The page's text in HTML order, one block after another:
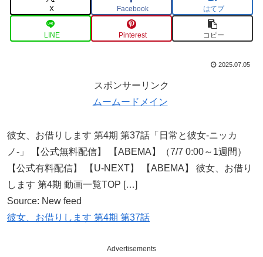
X Facebook はてブ
LINE Pinterest コピー
2025.07.05
スポンサーリンク
ムームードメイン
彼女、お借りします 第4期 第37話「日常と彼女-ニッカ
ノ-」 【公式無料配信】 【ABEMA】（7/7 0:00～1週間）
【公式有料配信】 【U-NEXT】 【ABEMA】 彼女、お借り
します 第4期 動画一覧TOP […]
Source: New feed
彼女、お借りします 第4期 第37話
Advertisements